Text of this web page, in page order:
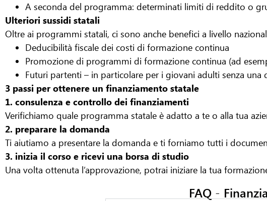
A seconda del programma: determinati limiti di reddito o
Ulteriori sussidi statali
Oltre ai programmi statali, ci sono anche benefici a livello
Deducibilità fiscale dei costi di formazione continua
Promozione di programmi di formazione continua (ad
Futuri partenti – in particolare per i giovani adulti senza una
3 passi per ottenere un finanziamento statale
1. consulenza e controllo dei finanziamenti
Verifichiamo quale programma statale è adatto a te o alla tua
2. preparare la domanda
Ti aiutiamo a presentare la domanda e ti forniamo tutti i
3. inizia il corso e ricevi una borsa di studio
Una volta ottenuta l’approvazione, potrai iniziare la tua
FAQ -